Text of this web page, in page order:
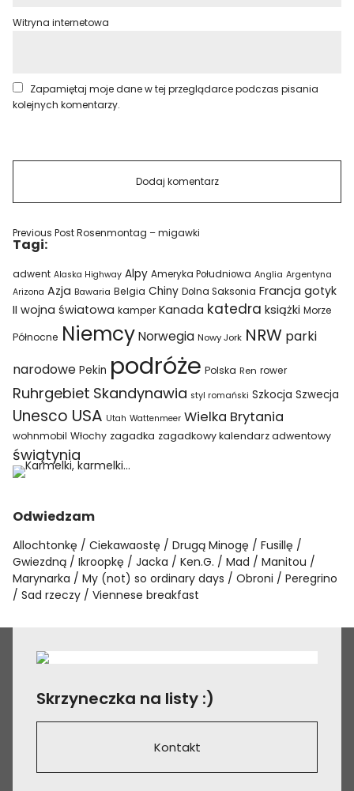
Witryna internetowa
Zapamiętaj moje dane w tej przeglądarce podczas pisania
kolejnych komentarzy.
Previous PostRosenmontag – migawki
Tagi:
adwent Alaska Highway Alpy Ameryka Południowa Anglia Argentyna
Arizona Azja Bawaria Belgia Chiny Dolna Saksonia Francja gotyk
II wojna światowa kamper Kanada katedra książki Morze
Północne Niemcy Norwegia Nowy Jork NRW parki
narodowe Pekin podróże Polska Ren rower
Ruhrgebiet Skandynawia styl romański Szkocja Szwecja
Unesco USA Utah Wattenmeer Wielka Brytania
wohnmobil Włochy zagadka zagadkowy kalendarz adwentowy
świątynia
Odwiedzam
Allochtonkę Ciekawaostę Drugą Minogę
Fusillę
Gwiezdną
Ikroopkę Jacka Ken.G. Mad
Manitou
Marynarka
My (not) so ordinary days Obroni
Peregrino
Sad rzeczy
Viennese breakfast
Skrzyneczka na listy :)
Kontakt